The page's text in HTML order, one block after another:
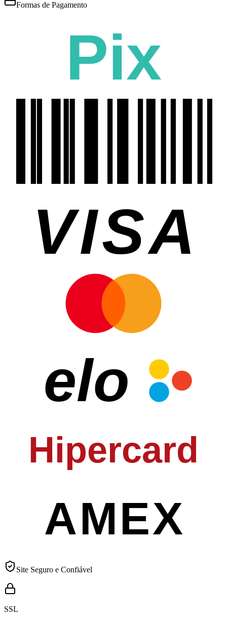
Formas de Pagamento
Pix
VISA
elo
Hipercard
AMEX
Site Seguro e Confiável
SSL